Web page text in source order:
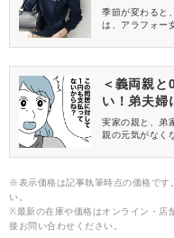
季節が変わると
は、アラフォー
してくださいね
＜義両親と
い！弟夫
実家の親と、弟
親の元気がな
※表示価格は記事執筆時点の価格です
い。
※最新の在庫や価格はオンライン・店
接お問い合わせください。